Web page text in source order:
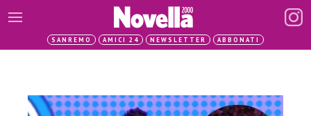
SANREMO AMICI 24 NEWSLETTER ABBONATI